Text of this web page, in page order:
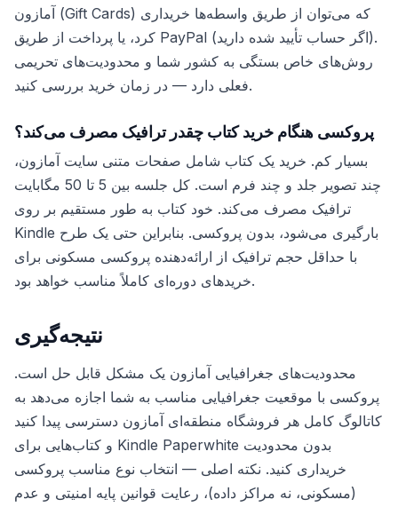
آمازون (Gift Cards) که می‌توان از طریق واسطه‌ها خریداری
کرد، یا پرداخت از طریق PayPal (اگر حساب تأیید شده دارید).
روش‌های خاص بستگی به کشور شما و محدودیت‌های تحریمی
فعلی دارد — در زمان خرید بررسی کنید.
پروکسی هنگام خرید کتاب چقدر ترافیک مصرف می‌کند؟
بسیار کم. خرید یک کتاب شامل صفحات متنی سایت آمازون،
چند تصویر جلد و چند فرم است. کل جلسه بین 5 تا 50 مگابایت
ترافیک مصرف می‌کند. خود کتاب به طور مستقیم بر روی
Kindle بارگیری می‌شود، بدون پروکسی. بنابراین حتی یک طرح
با حداقل حجم ترافیک از ارائه‌دهنده پروکسی مسکونی برای
خریدهای دوره‌ای کاملاً مناسب خواهد بود.
نتیجه‌گیری
محدودیت‌های جغرافیایی آمازون یک مشکل قابل حل است.
پروکسی با موقعیت جغرافیایی مناسب به شما اجازه می‌دهد به
کاتالوگ کامل هر فروشگاه منطقه‌ای آمازون دسترسی پیدا کنید
و کتاب‌هایی برای Kindle Paperwhite بدون محدودیت
خریداری کنید. نکته اصلی — انتخاب نوع مناسب پروکسی
(مسکونی، نه مراکز داده)، رعایت قوانین پایه امنیتی و عدم